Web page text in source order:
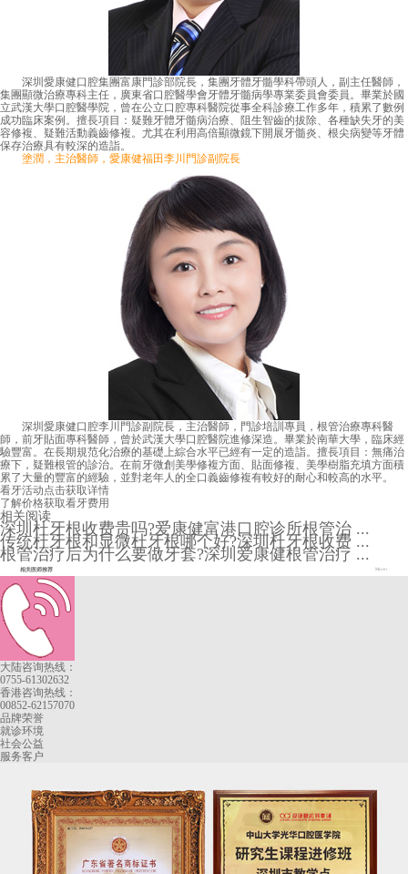
深圳愛康健口腔集團富康門診部院長，集團牙體牙髓學科帶頭人，副主任醫師，
集團顯微治療專科主任，廣東省口腔醫學會牙體牙髓病學專業委員會委員。畢業於國
立武漢大學口腔醫學院，曾在公立口腔專科醫院從事全科診療工作多年，積累了數例
成功臨床案例。擅長項目：疑難牙體牙髓病治療、阻生智齒的拔除、各種缺失牙的美
容修複、疑難活動義齒修複。尤其在利用高倍顯微鏡下開展牙髓炎、根尖病變等牙體
保存治療具有較深的造詣。
塗潤，主治醫師，愛康健福田李川門診副院長
深圳愛康健口腔李川門診副院長，主治醫師，門診培訓專員，根管治療專科醫
師，前牙貼面專科醫師，曾於武漢大學口腔醫院進修深造。畢業於南華大學，臨床經
驗豐富。在長期規范化治療的基礎上綜合水平已經有一定的造詣。擅長項目：無痛治
療下，疑難根管的診治。在前牙微創美學修複方面、貼面修複、美學樹脂充填方面積
累了大量的豐富的經驗，並對老年人的全口義齒修複有較好的耐心和較高的水平。
看牙活动点击获取详情
了解价格获取看牙费用
相关阅读
深圳杜牙根收费贵吗?爱康健富港口腔诊所根管治 ...
传统杜牙根和显微杜牙根哪个好?深圳杜牙根收费 ...
根管治疗后为什么要做牙套?深圳爱康健根管治疗 ...
相关医师推荐 More+
大陆咨询热线：
0755-61302632
香港咨询热线：
00852-62157070
品牌荣誉
就诊环境
社会公益
服务客户